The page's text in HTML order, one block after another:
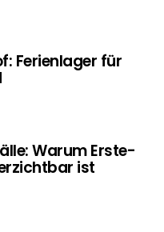
Ferienlager für
Warum Erste-
ist